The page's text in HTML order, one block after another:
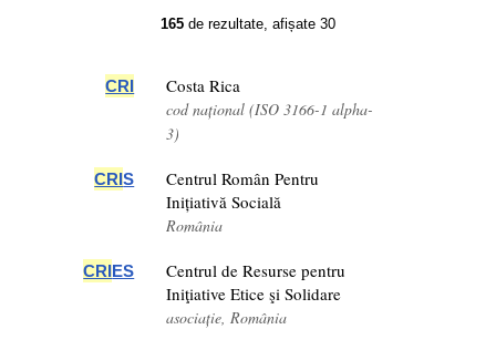
165 de rezultate, afișate 30
CRI Costa Rica
cod național (ISO 3166-1 alpha-
3)
CRIS
Centrul Român Pentru
Inițiativă Socială
România
CRIES
Centrul de Resurse pentru
Iniţiative Etice şi Solidare
asociație, România